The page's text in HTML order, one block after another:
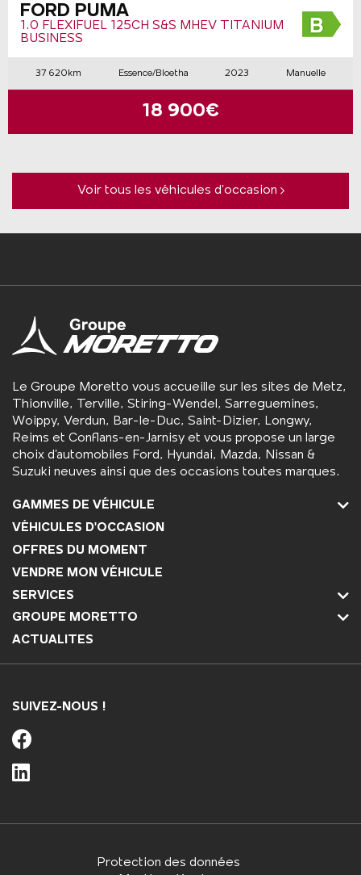
FORD PUMA
1.0 FLEXIFUEL 125CH S&S MHEV TITANIUM
BUSINESS
37 620km Essence/Bioetha 2023 Manuelle
18 900€
Voir tous les véhicules d’occasion
Le Groupe Moretto vous accueille sur les sites de Metz,
Thionville, Terville, Stiring-Wendel, Sarreguemines,
Woippy, Verdun, Bar-le-Duc, Saint-Dizier, Longwy,
Reims et Conflans-en-Jarnisy et vous propose un large
choix d’automobiles Ford, Hyundai, Mazda, Nissan &
Suzuki neuves ainsi que des occasions toutes marques.
GAMMES DE VÉHICULE
VÉHICULES D'OCCASION
OFFRES DU MOMENT
VENDRE MON VÉHICULE
SERVICES
GROUPE MORETTO
ACTUALITES
SUIVEZ-NOUS !
Protection des données